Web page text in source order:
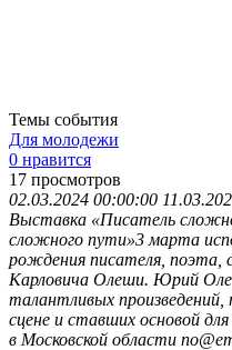
Темы события
Для молодежи
0 нравится
17 просмотров
02.03.2024 00:00:00
Выставка «Писатель
сложного пути»3 марта
рождения писателя,
Карловича Олеши. Юрий
талантливых
сцене и ставших основой
в Московской области